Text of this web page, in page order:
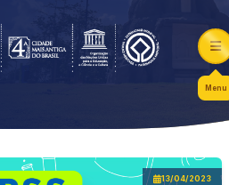
Menu
13/04/2023